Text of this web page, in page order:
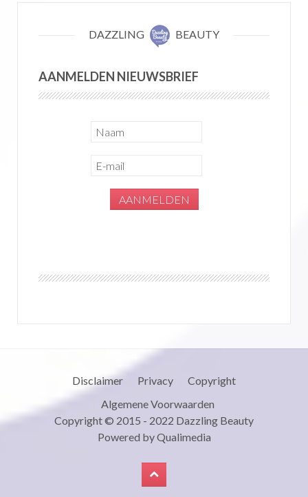
DAZZLING BEAUTY
AANMELDEN NIEUWSBRIEF
Disclaimer Privacy
Copyright
Algemene Voorwaarden
Copyright © 2015 - 2022 Dazzling Beauty
Powered byQualimedia